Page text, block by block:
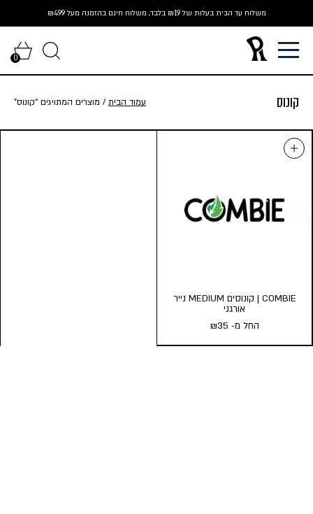
to
content
משלוח עד הבית בעלות של ₪19 בלבד, משלוח חינם בהזמנה מעל ₪499
0
קונוס עמוד הבית/ מוצרים המתויגים “קונוס”
COMBIE | קונוסים MEDIUM נייר
אורגני
החל מ-
₪35